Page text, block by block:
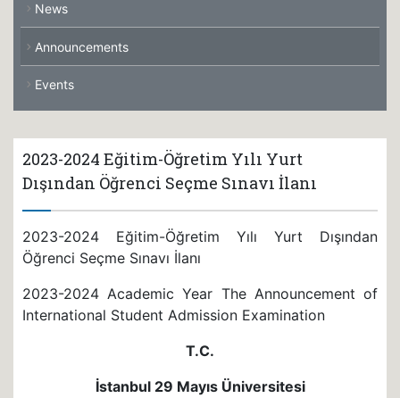
News
Announcements
Events
2023-2024 Eğitim-Öğretim Yılı Yurt
Dışından Öğrenci Seçme Sınavı İlanı
2023-2024 Eğitim-Öğretim Yılı Yurt Dışından
Öğrenci Seçme Sınavı İlanı
2023-2024 Academic Year The Announcement of
International Student Admission Examination
T.C.
İstanbul 29 Mayıs Üniversitesi